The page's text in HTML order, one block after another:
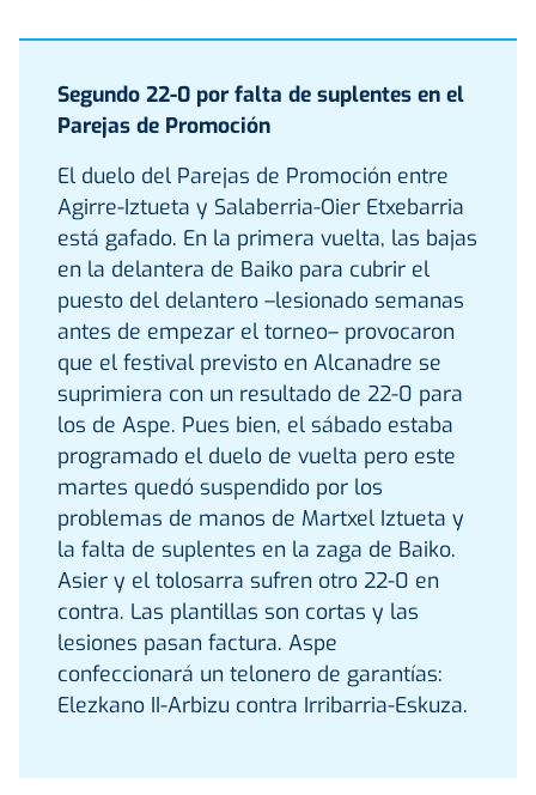
Segundo 22-0 por falta de suplentes en el
Parejas de Promoción
El duelo del Parejas de Promoción entre
Agirre-Iztueta y Salaberria-Oier Etxebarria
está gafado. En la primera vuelta, las bajas
en la delantera de Baiko para cubrir el
puesto del delantero –lesionado semanas
antes de empezar el torneo– provocaron
que el festival previsto en Alcanadre se
suprimiera con un resultado de 22-0 para
los de Aspe. Pues bien, el sábado estaba
programado el duelo de vuelta pero este
martes quedó suspendido por los
problemas de manos de Martxel Iztueta y
la falta de suplentes en la zaga de Baiko.
Asier y el tolosarra sufren otro 22-0 en
contra. Las plantillas son cortas y las
lesiones pasan factura. Aspe
confeccionará un telonero de garantías:
Elezkano II-Arbizu contra Irribarria-Eskuza.